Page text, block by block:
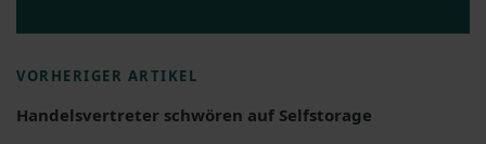
VORHERIGER ARTIKEL
Handelsvertreter schwören auf Selfstorage